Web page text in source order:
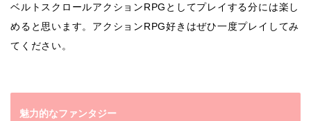
ベルトスクロールアクションRPGとしてプレイする分には楽し
めると思います。アクションRPG好きはぜひ一度プレイしてみ
てください。
魅力的なファンタジー